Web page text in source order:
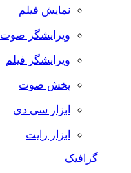
نمایش فیلم
ویرایشگر صوت
ویرایشگر فیلم
پخش صوت
ابزار سی دی
ابزار رایت
گرافیک